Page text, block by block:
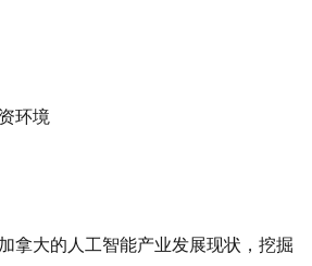
环境
拿大的人工智能产业发展现状，挖掘